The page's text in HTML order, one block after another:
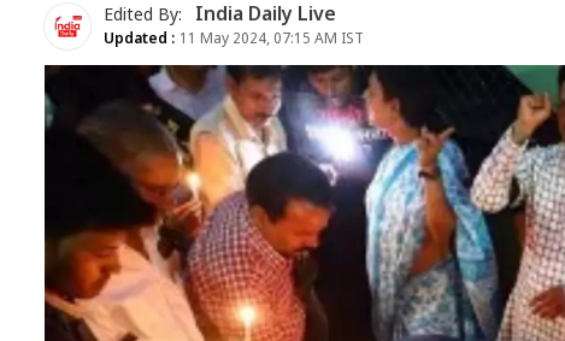
Edited By: India Daily Live
Updated : 11 May 2024, 07:15 AM IST